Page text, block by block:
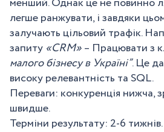
легше ранжувати, і завдяки
залучають цільовий трафік.
запиту «CRM»– Працювати з
малого бізнесу в Україні”. Це
високу релевантність та SQL.
Переваги: конкуренція нижча,
швидше.
Терміни результату: 2-6 тижнів.